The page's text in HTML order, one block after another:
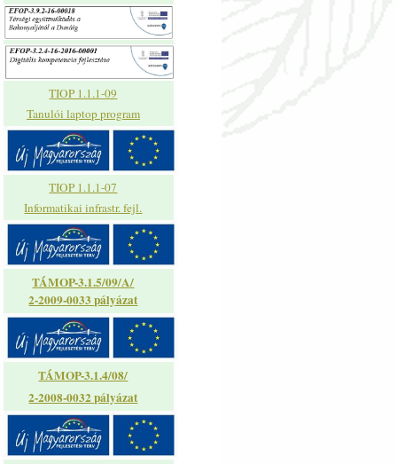
TIOP 1.1.1-09
Tanulói laptop program
TIOP 1.1.1-07
Informatikai infrastr. fejl.
TÁMOP-3.1.5/09/A/
2-2009-0033 pályázat
TÁMOP-3.1.4/08/
2-2008-0032 pályázat